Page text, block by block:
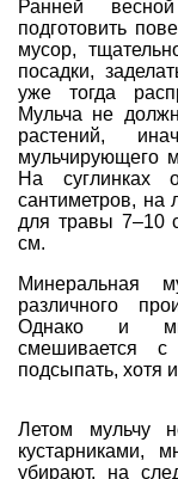
Ранней
подготовить
мусор,
посадки,
уже тогда
Мульча не
растений,
мульчирующего
На
сантиметров, на
для травы 7–10
см.
Минеральная
различного
Однако и
смешивается
подсыпать, хотя
Летом мульчу
кустарниками,
убирают, на